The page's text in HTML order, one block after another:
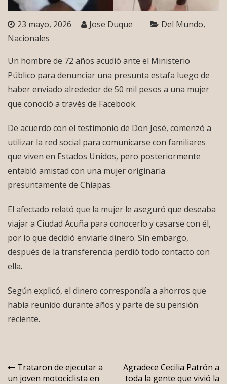
23 mayo, 2026 Jose Duque
Del Mundo
Nacionales
Un hombre de 72 años acudió ante el Ministerio
Público para denunciar una presunta estafa luego de
haber enviado alrededor de 50 mil pesos a una mujer
que conoció a través de Facebook.
De acuerdo con el testimonio de Don José, comenzó a
utilizar la red social para comunicarse con familiares
que viven en Estados Unidos, pero posteriormente
entabló amistad con una mujer originaria
presuntamente de Chiapas.
El afectado relató que la mujer le aseguró que deseaba
viajar a Ciudad Acuña para conocerlo y casarse con él,
por lo que decidió enviarle dinero. Sin embargo,
después de la transferencia perdió todo contacto con
ella.
Según explicó, el dinero correspondía a ahorros que
había reunido durante años y parte de su pensión
reciente.
Navegación
Trataron de ejecutar a
un joven motociclista en
Agradece Cecilia Patrón a
toda la gente que vivió la